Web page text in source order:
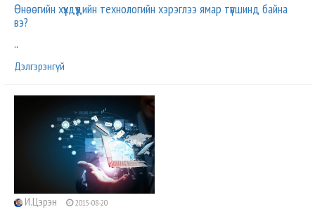
Өнөөгийн хүүхдүүдийн технологийн хэрэглээ ямар түвшинд байна
вэ?
..
Дэлгэрэнгүй
И.Цэрэн 2015-08-20